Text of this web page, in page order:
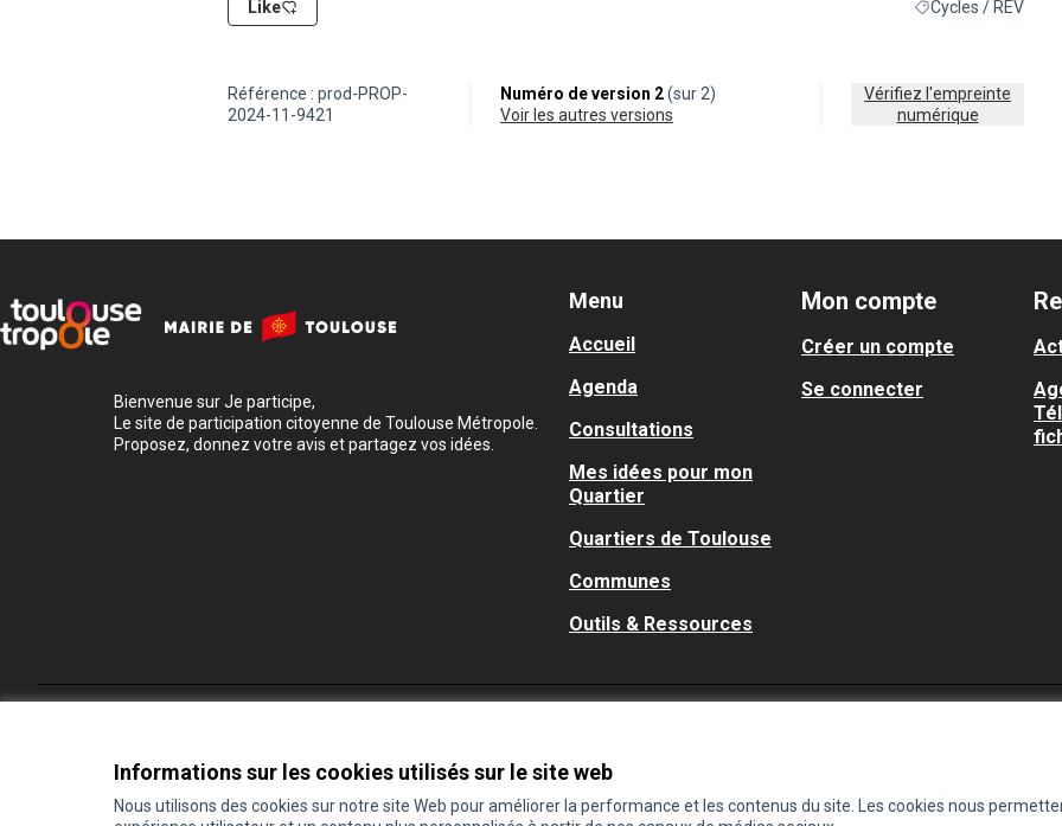
Informations sur les cookies utilisés sur le site web
Nous utilisons des cookies sur notre site Web pour améliorer la performance et les contenus du site. Les cookies nous
Like Filtrer les résultats
Cycles / REV
Référence : prod-PROP-
2024-11-9421
Numéro de version 2(sur 2)
voir les autres versions
Vérifiez l'empreinte
numérique
Bienvenue sur Je participe,
Le site de participation citoyenne de Toulouse Métropole.
Proposez, donnez votre avis et partagez vos idées.
Menu
Accueil
Agenda
Consultations
Mes idées pour mon
Quartier
Quartiers de Toulouse
Communes
Outils & Ressources
Mon compte
Créer un compte
Se connecter